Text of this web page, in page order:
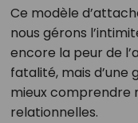
Ce modèle
nous gérons
encore la peur de
fatalité, mais
mieux comprendre
relationnelles.